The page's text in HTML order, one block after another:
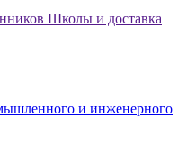
Школы и доставка
и инженерного